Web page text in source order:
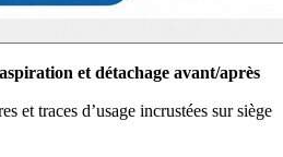
et détachage avant/après
et traces d’usage incrustées sur siège